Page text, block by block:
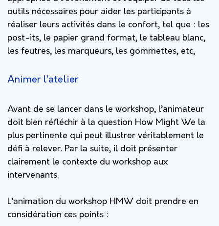
outils nécessaires pour aider les participants à
réaliser leurs activités dans le confort, tel que : les
post-its, le papier grand format, le tableau blanc,
les feutres, les marqueurs, les gommettes, etc,
Animer l’atelier
Avant de se lancer dans le workshop, l’animateur
doit bien réfléchir à la question How Might We la
plus pertinente qui peut illustrer véritablement le
défi à relever. Par la suite, il doit présenter
clairement le contexte du workshop aux
intervenants.
L’animation du workshop HMW doit prendre en
considération ces points :